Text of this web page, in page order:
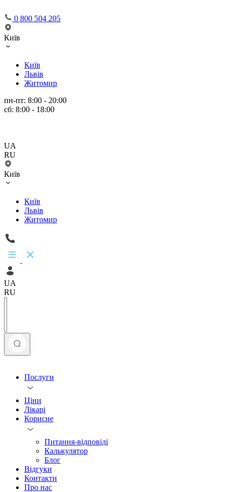
0 800 504 205
Київ
Київ
Львів
Житомир
пн-пт: 8:00 - 20:00
сб: 8:00 - 18:00
UA
RU
Київ
Київ
Львів
Житомир
UA
RU
Послуги
Ціни
Лікарі
Корисне
Питання-відповіді
Калькулятор
Блог
Відгуки
Контакти
Про нас